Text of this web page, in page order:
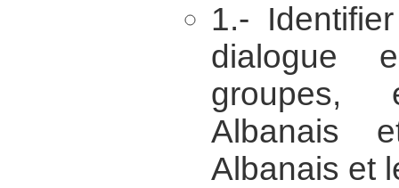
1.-
dialogue
groupes,
Albanais
Albanais et